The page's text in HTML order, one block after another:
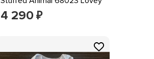
4 290 ₽